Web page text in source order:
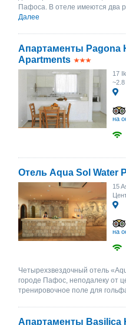
Пафоса. В отеле имеются два
Далее
Апартаменты Pagona
Apartments
17
на
Отель Aqua Sol Water
15
на
Четырехзвездочный отель
городе Пафос, неподалеку от
тренировочное поле для
Апартаменты Basilica